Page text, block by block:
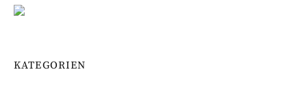
KATEGORIEN